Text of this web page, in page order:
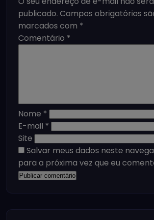
publicado. Campos obrigatórios
marcados com *
Comentário *
Nome *
E-mail *
Site
Salvar meus dados neste
para a próxima vez que eu